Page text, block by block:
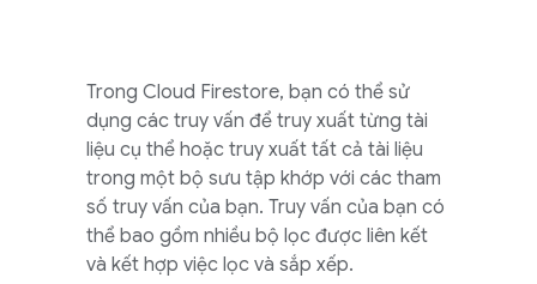
Trong Cloud Firestore, bạn có thể sử
dụng các truy vấn để truy xuất từng tài
liệu cụ thể hoặc truy xuất tất cả tài liệu
trong một bộ sưu tập khớp với các tham
số truy vấn của bạn. Truy vấn của bạn có
thể bao gồm nhiều bộ lọc được liên kết
và kết hợp việc lọc và sắp xếp.